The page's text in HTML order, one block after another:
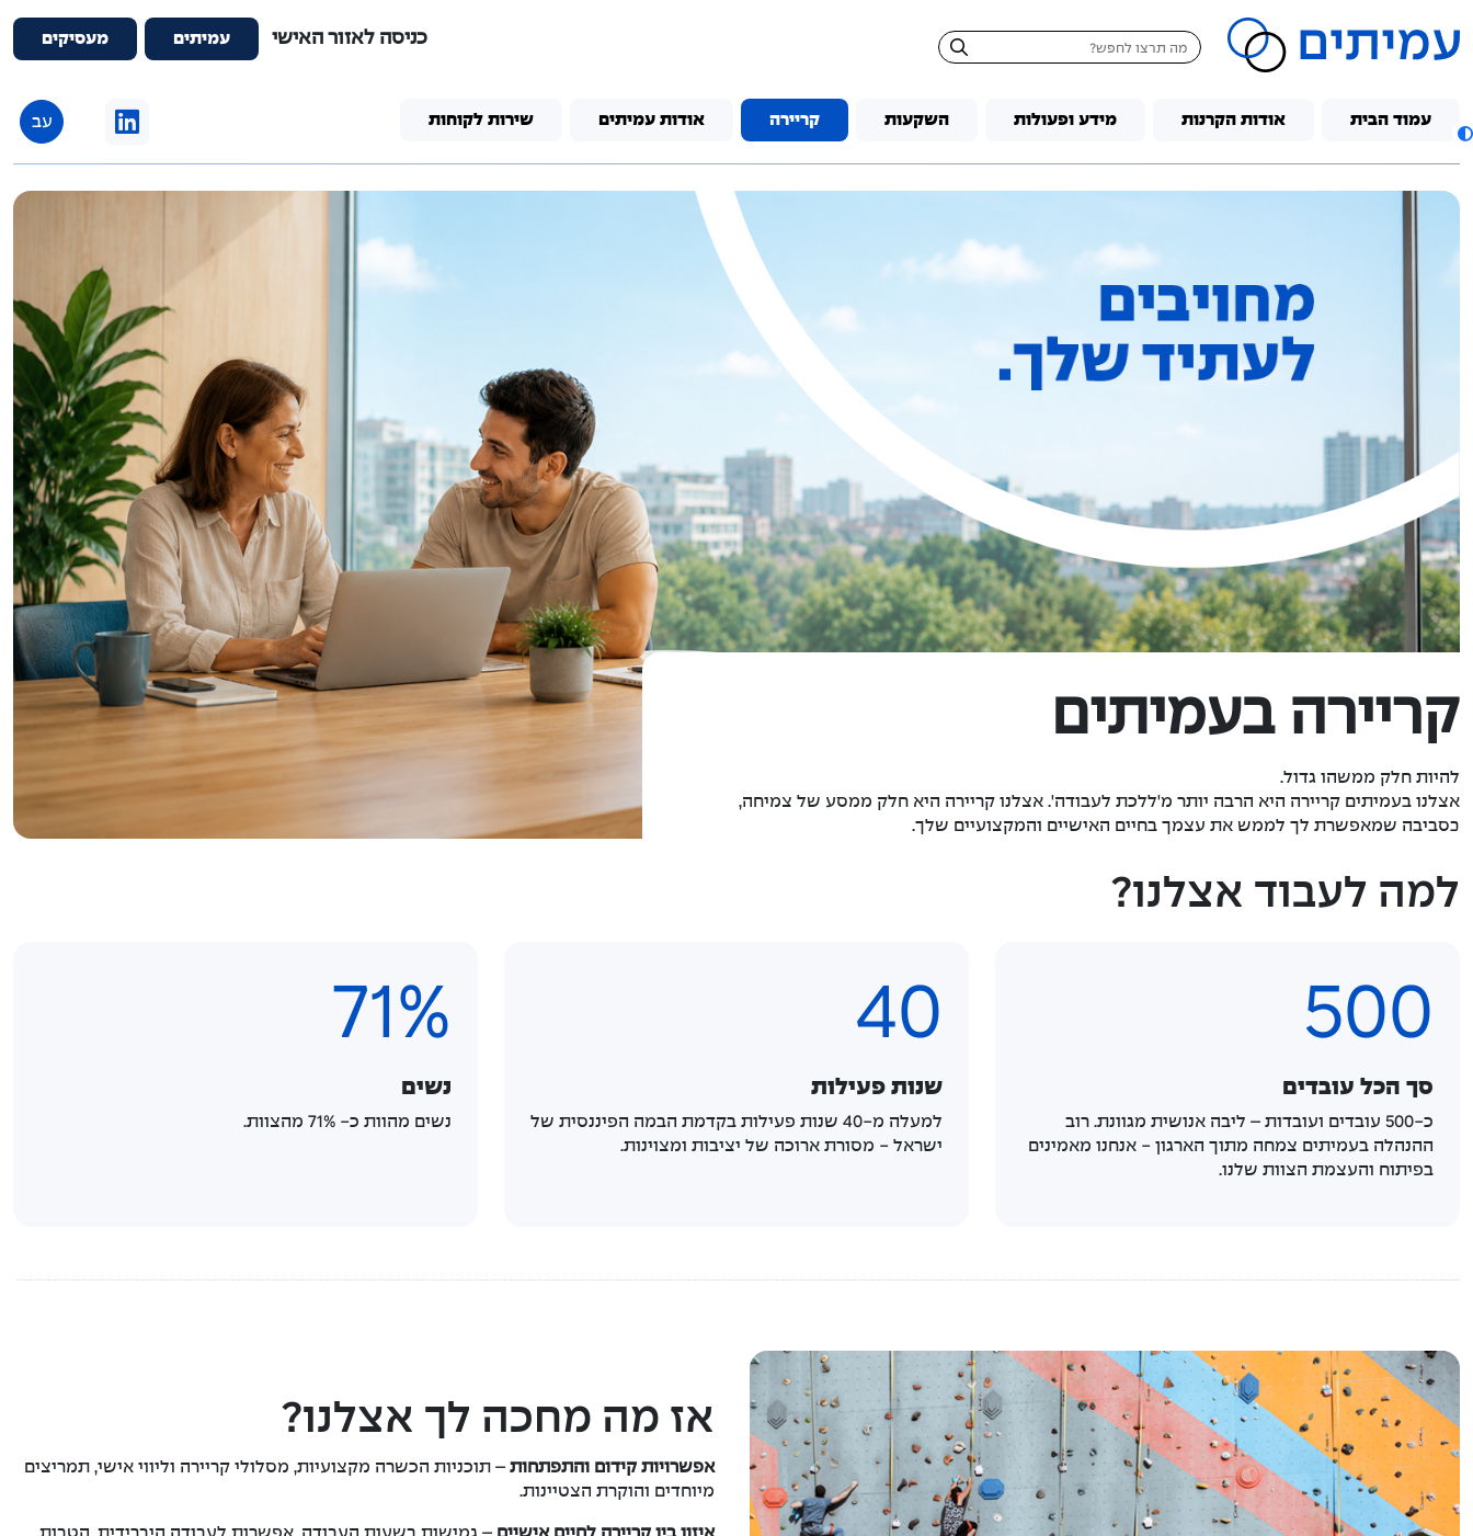
כניסה לאזור האישי עמיתים מעסיקים
עמוד הבית אודות הקרנות מידע ופעולות השקעות קריירה אודות עמיתים שירות לקוחות עב
קריירה בעמיתים
להיות חלק ממשהו גדול.
אצלנו בעמיתים קריירה היא הרבה יותר מ'ללכת לעבודה'. אצלנו קריירה היא חלק ממסע של צמיחה,
בסביבה שמאפשרת לך לממש את עצמך בחיים האישיים והמקצועיים שלך.
למה לעבוד אצלנו?
500
סך הכל עובדים
כ-500 עובדים ועובדות – ליבה אנושית מגוונת. רוב
ההנהלה בעמיתים צמחה מתוך הארגון - אנחנו מאמינים
בפיתוח והעצמת הצוות שלנו.
40
שנות פעילות
למעלה מ-40 שנות פעילות בקדמת הבמה הפיננסית של
ישראל - מסורת ארוכה של יציבות ומצוינות.
71%
נשים
נשים מהוות כ- 71% מהצוות.
אז מה מחכה לך אצלנו?
אפשרויות קידום והתפתחות – תוכניות הכשרה מקצועיות, מסלולי קריירה וליווי אישי, תמריצים
מיוחדים והוקרת הצטיינות.